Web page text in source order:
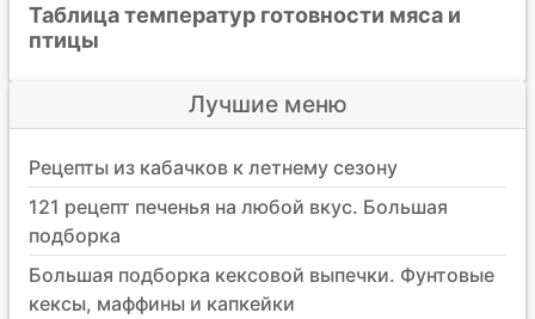
Таблица температур готовности мяса и
птицы
Лучшие меню
Рецепты из кабачков к летнему сезону
121 рецепт печенья на любой вкус. Большая
подборка
Большая подборка кексовой выпечки. Фунтовые
кексы, маффины и капкейки